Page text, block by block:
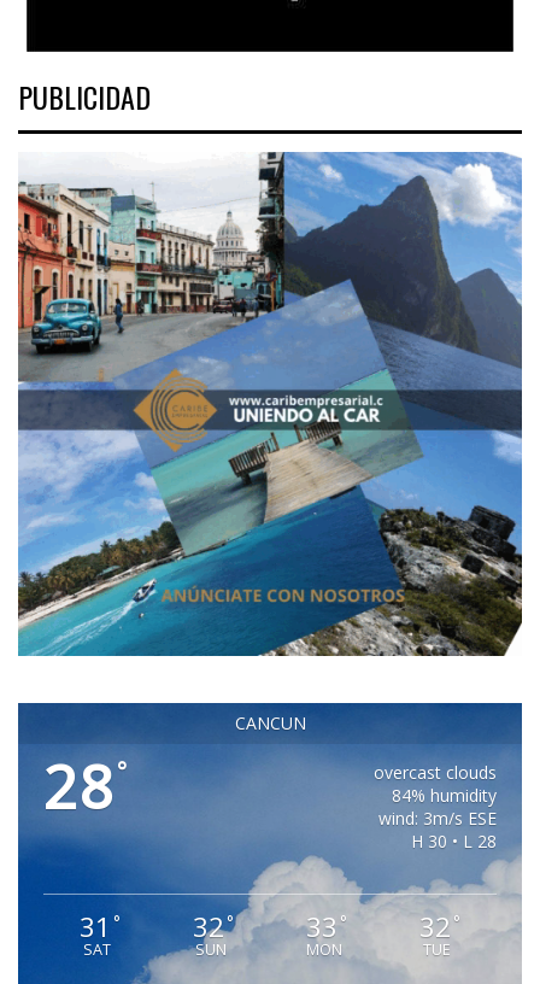
PUBLICIDAD
CANCUN
28°
overcast clouds
84% humidity
wind: 3m/s ESE
H 30 • L 28
31 °
SAT
32°
SUN
33 °
MON
32 °
TUE